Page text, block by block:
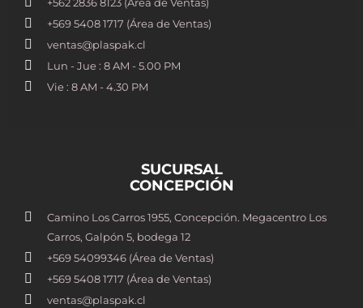
+569 5408 1717 (Área de Ventas)
ventas@plaspak.cl
Lun - Jue : 8 AM - 5.00 PM
Vie : 8 AM - 4.30 PM
SUCURSAL
CONCEPCIÓN
Camino Los Carros 1955, Concepción. Megacentro Los
Carros, Galpón 5, bodega 12
+569 54099346 (Área de Ventas)
+569 5408 1717 (Área de Ventas)
ventas@plaspak.cl